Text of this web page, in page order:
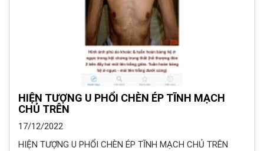
HIỆN TƯỢNG U PHỔI CHÈN ÉP TĨNH MẠCH
CHỦ TRÊN
17/12/2022
HIỆN TƯỢNG U PHỔI CHÈN ÉP TĨNH MẠCH CHỦ TRÊN